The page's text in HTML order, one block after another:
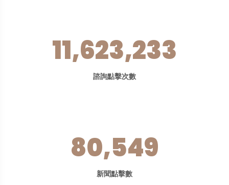
11,623,233
諮詢點擊次數
80,549
新聞點擊數